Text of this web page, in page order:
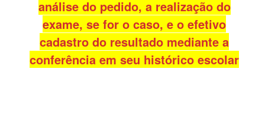
análise do pedido, a realização do
exame, se for o caso, e o efetivo
cadastro do resultado mediante a
conferência em seu histórico escolar